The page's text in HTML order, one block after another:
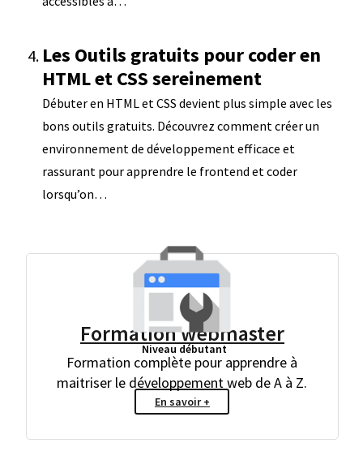
Les Outils gratuits pour coder en
HTML et CSS sereinement
Débuter en HTML et CSS devient plus simple avec les
bons outils gratuits. Découvrez comment créer un
environnement de développement efficace et
rassurant pour apprendre le frontend et coder
lorsqu’on…
Formation webmaster
Niveau débutant
Formation complète pour apprendre à
maitriser le développement web de A à Z.
En savoir +